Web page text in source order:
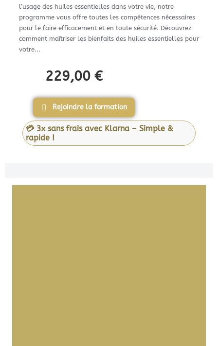
l’usage des huiles essentielles dans votre vie, notre
programme vous offre toutes les compétences nécessaires
pour le faire efficacement et en toute sécurité. Découvrez
comment maîtriser les bienfaits des huiles essentielles pour
votre...
229,00 €
Rejoindre la formation
💳 3x sans frais avec Klarna – Simple &
rapide !